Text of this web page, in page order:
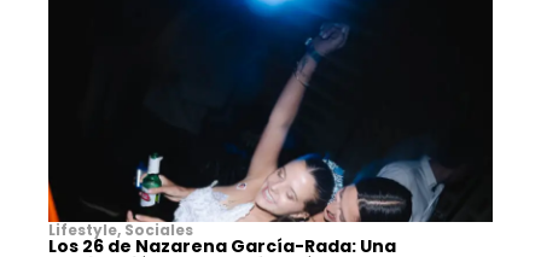
Lifestyle, Sociales
Los 26 de Nazarena García-Rada: Una